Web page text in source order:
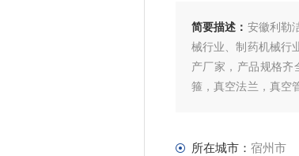
简要描述： 安徽利勒
械行业、制药机械行
产厂家，产品规格齐
箍，真空法兰，真空
所在城市： 宿州市